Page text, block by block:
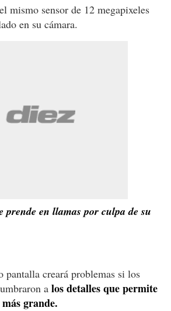
mismo sensor de 12 megapixeles
en su cámara.
en llamas por culpa de su
pantalla creará problemas si los
a los detalles que permite
grande.